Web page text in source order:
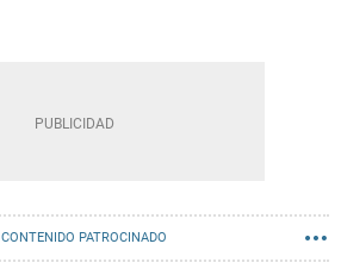
CONTENIDO PATROCINADO